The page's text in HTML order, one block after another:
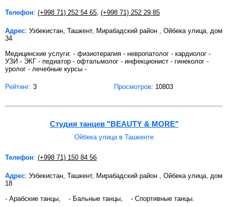
Телефон: (+998 71) 252 54 65 (+998 71) 252 29 85
Адрес: Узбекистан, Ташкент, Мирабадский район , Ойбека улица, дом
34
Медицинские услуги: - физиотерапия - невропатолог - кардиолог -
УЗИ - ЭКГ - педиатор - офтальмолог - инфекционист - гинеколог -
уролог - лечебные курсы -
Рейтинг: 3 Просмотров: 10803
Студия танцев "BEAUTY & MORE"
Ойбека улица в Ташкенте
Телефон: (+998 71) 150 84 56
Адрес: Узбекистан, Ташкент, Мирабадский район , Ойбека улица, дом
18
- Арабские танцы, - Бальные танцы, - Спортивные танцы.